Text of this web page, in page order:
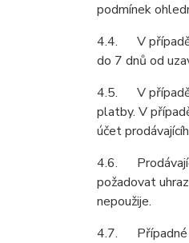
podmínek
4.4. V případě
do 7 dnů od
4.5. V případě
platby. V
účet
4.6. Prodávající
požadovat
nepoužije.
4.7. Případné